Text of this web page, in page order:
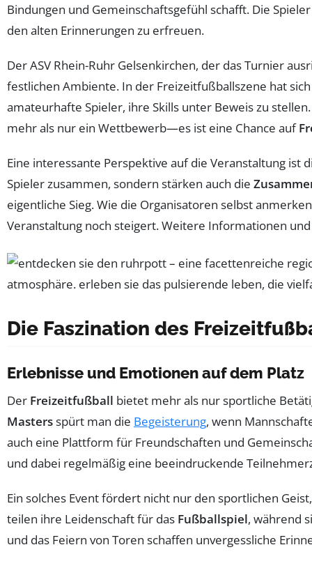
Bindungen und Gemeinschaftsgefühl schafft. Die
den alten Erinnerungen zu erfreuen.
Der ASV Rhein-Ruhr Gelsenkirchen, der das Turnier
festlichen Ambiente. In der Freizeitfußballszene hat
amateurhafte Spieler, ihre Skills unter Beweis zu
mehr als nur ein Wettbewerb—es ist eine Chance auf
Eine interessante Perspektive auf die Veranstaltung
Spieler zusammen, sondern stärken auch die
eigentliche Sieg. Wie die Organisatoren selbst
Veranstaltung noch steigert. Weitere Informationen
Die Faszination des
Erlebnisse und Emotionen auf dem Platz
Der Freizeitfußball bietet mehr als nur sportliche
Mastersspürt man die Begeisterung, wenn
auch eine Plattform für Freundschaften und
und dabei regelmäßig eine beeindruckende
Ein solches Event fördert nicht nur den sportlichen
teilen ihre Leidenschaft für das Fußballspiel, während
und das Feiern von Toren schaffen unvergessliche